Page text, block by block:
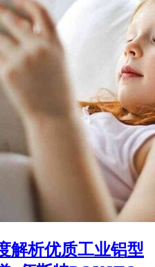
解析优质工业铝型